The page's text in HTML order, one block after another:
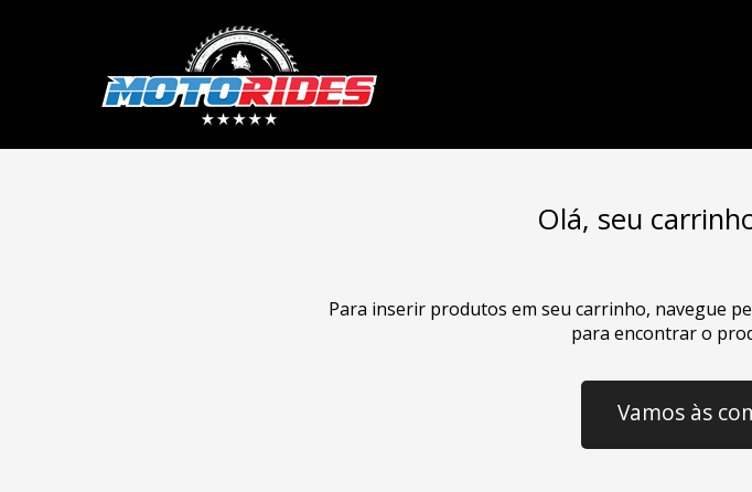
Olá, seu
Para inserir produtos em seu carrinho, navegue
para encontrar o
Vamos às